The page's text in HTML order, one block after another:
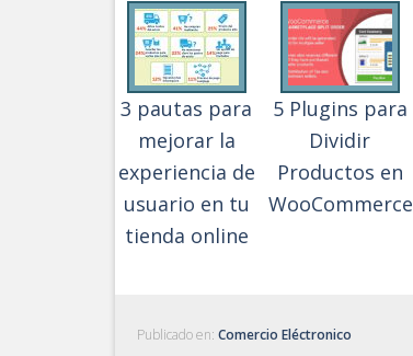
3 pautas para
mejorar la
experiencia de
usuario en tu
tienda online
5 Plugins para
Dividir
Productos en
WooCommerce
Publicado en: Comercio Eléctronico